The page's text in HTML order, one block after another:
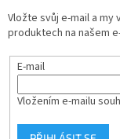
Vložte svůj e-mail a
produktech na našem
E-mail
Vložením e-mailu